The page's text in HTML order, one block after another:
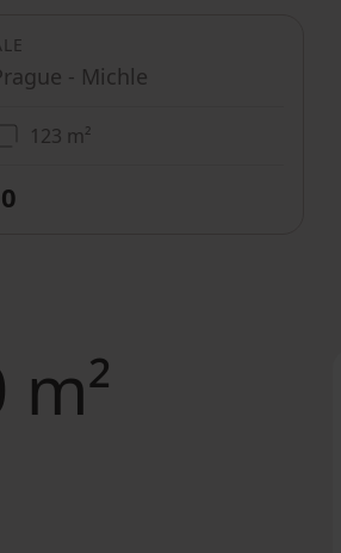
- Michle
123 m²
m²